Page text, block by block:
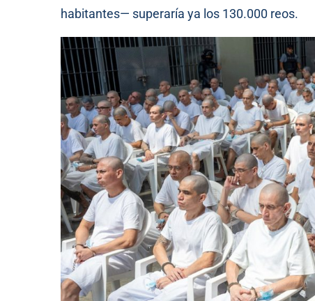
habitantes— superaría ya los 130.000 reos.